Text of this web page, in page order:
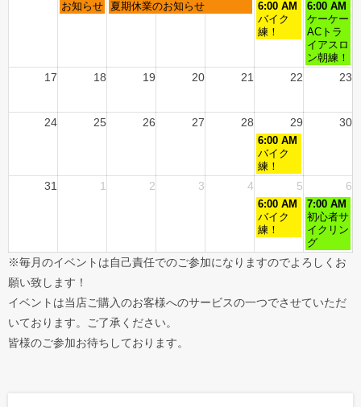
お知らせ 夏期休業のお知らせ
6:00 AM
バイク
練！
6:00 AM
ケーケー
ACトラ
イアスロ
ン朝練！
17 18 19 20 21 22 23
24 25 26 27 28 29 30
6:00 AM
バイク
練！
31 1 2 3 4 5 6
6:00 AM
バイク
練！
7:00 AM
初心者サ
イクリン
グ
※毎月のイベントは自己責任でのご参加になりますのでよろしくお
願い致します！
イベントは当店ご購入のお客様へのサービスの一つでさせていただ
いております。ご了承ください。
皆様のご参加お待ちしております。